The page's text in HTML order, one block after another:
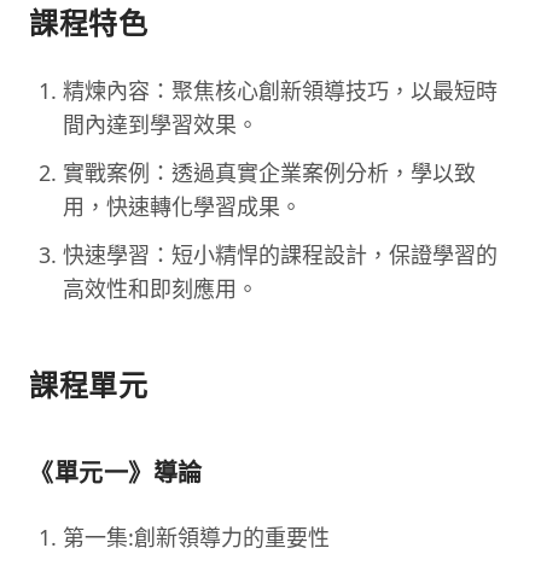
課程特色
精煉內容：聚焦核心創新領導技巧，以最短時
間內達到學習效果。
實戰案例：透過真實企業案例分析，學以致
用，快速轉化學習成果。
快速學習：短小精悍的課程設計，保證學習的
高效性和即刻應用。
課程單元
《單元一》導論
第一集:創新領導力的重要性